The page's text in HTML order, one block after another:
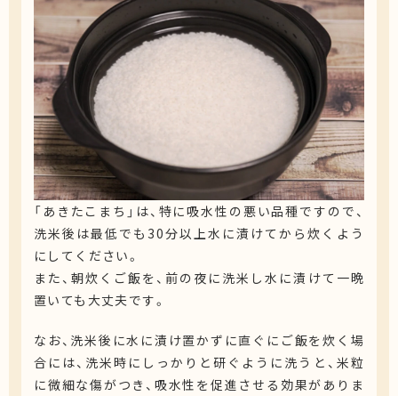
「あきたこまち」は、特に吸水性の悪い品種ですので、
洗米後は最低でも30分以上水に漬けてから炊くよう
にしてください。
また、朝炊くご飯を、前の夜に洗米し水に漬けて一晩
置いても大丈夫です。
なお、洗米後に水に漬け置かずに直ぐにご飯を炊く場
合には、洗米時にしっかりと研ぐように洗うと、米粒
に微細な傷がつき、吸水性を促進させる効果がありま